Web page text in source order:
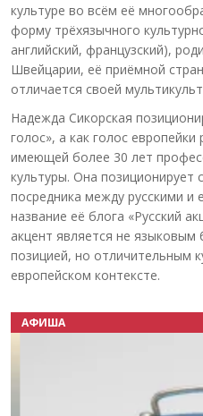
культуре во всём её
форму трёхязычного
английский, французский),
Швейцарии, её приёмной
отличается своей
Надежда Сикорская
голос», а как голос
имеющей более 30 лет
культуры. Она позиционирует
посредника между русскими и
название её блога «Русский
акцент является не
позицией, но отличительным
европейском контексте.
АФИША